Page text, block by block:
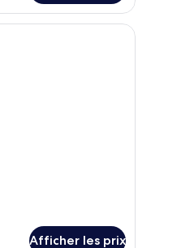
avec une chaise, une vue sur l’océan
chambre d’hôtel avec un grand lit, un
Afficher les prix